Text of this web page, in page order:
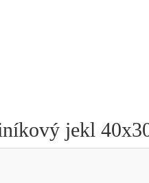
jekl